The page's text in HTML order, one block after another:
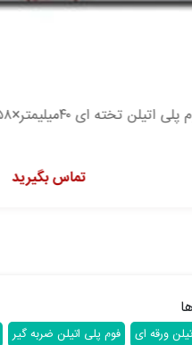
ای ۴۰میلیمتر×۱/۵۸متر×۱/۹۸متر|سفید
تماس بگیرید
ورقه ای فوم پلی اتیلن ضربه گیر